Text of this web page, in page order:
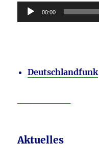
Audio-
Player
00:00
Deutschlandfunk
Aktuelles